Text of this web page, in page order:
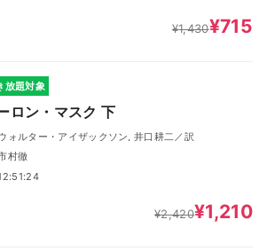
¥1,430¥715
放題対象
ロン・マスク 下
ォルター・アイザックソン, 井口耕二／訳
村徹
¥2,420¥1,210